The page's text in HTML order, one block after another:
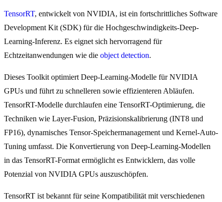
TensorRT, entwickelt von NVIDIA, ist ein fortschrittliches Software
Development Kit (SDK) für die Hochgeschwindigkeits-Deep-
Learning-Inferenz. Es eignet sich hervorragend für
Echtzeitanwendungen wie die object detection.
Dieses Toolkit optimiert Deep-Learning-Modelle für NVIDIA
GPUs und führt zu schnelleren sowie effizienteren Abläufen.
TensorRT-Modelle durchlaufen eine TensorRT-Optimierung, die
Techniken wie Layer-Fusion, Präzisionskalibrierung (INT8 und
FP16), dynamisches Tensor-Speichermanagement und Kernel-Auto-
Tuning umfasst. Die Konvertierung von Deep-Learning-Modellen
in das TensorRT-Format ermöglicht es Entwicklern, das volle
Potenzial von NVIDIA GPUs auszuschöpfen.
TensorRT ist bekannt für seine Kompatibilität mit verschiedenen